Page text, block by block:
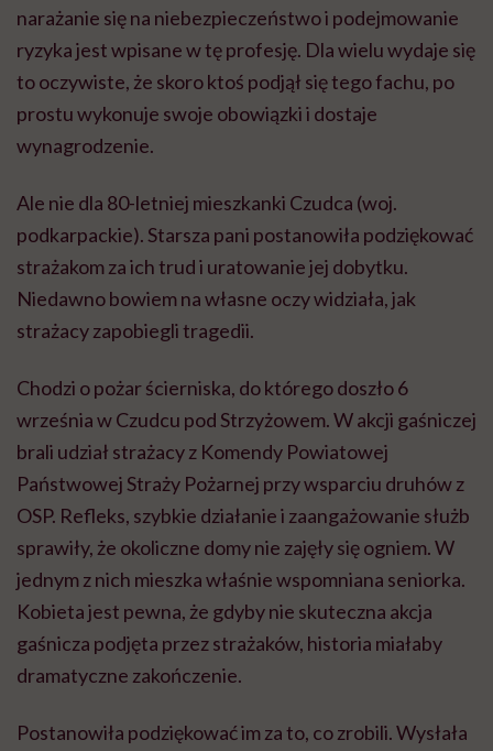
narażanie się na niebezpieczeństwo i podejmowanie
ryzyka jest wpisane w tę profesję. Dla wielu wydaje się
to oczywiste, że skoro ktoś podjął się tego fachu, po
prostu wykonuje swoje obowiązki i dostaje
wynagrodzenie.
Ale nie dla 80-letniej mieszkanki Czudca (woj.
podkarpackie). Starsza pani postanowiła podziękować
strażakom za ich trud i uratowanie jej dobytku.
Niedawno bowiem na własne oczy widziała, jak
strażacy zapobiegli tragedii.
Chodzi o pożar ścierniska, do którego doszło 6
września w Czudcu pod Strzyżowem. W akcji gaśniczej
brali udział strażacy z Komendy Powiatowej
Państwowej Straży Pożarnej przy wsparciu druhów z
OSP. Refleks, szybkie działanie i zaangażowanie służb
sprawiły, że okoliczne domy nie zajęły się ogniem. W
jednym z nich mieszka właśnie wspomniana seniorka.
Kobieta jest pewna, że gdyby nie skuteczna akcja
gaśnicza podjęta przez strażaków, historia miałaby
dramatyczne zakończenie.
Postanowiła podziękować im za to, co zrobili. Wysłała